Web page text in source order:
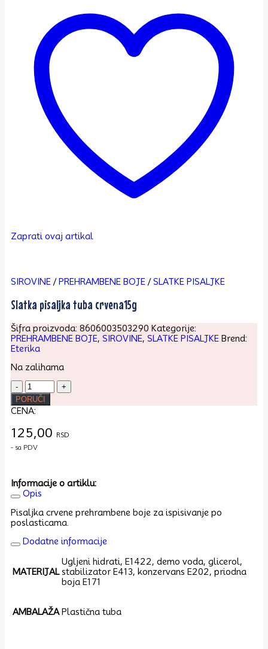
Zaprati ovaj artikal
SIROVINE / PREHRAMBENE BOJE / SLATKE PISALJKE
Slatka pisaljka tuba crvena15g
Šifra proizvoda: 8606003503290 Kategorije:
PREHRAMBENE BOJE, SIROVINE, SLATKE PISALJKE Brend:
Eterika
Na zalihama
Slatka
pisaljka
tuba
crvena15g
PORUČI
CENA:
125,00 RSD
- sa PDV
Informacije o artiklu:
Opis
Pisaljka crvene prehrambene boje za ispisivanje po
poslasticama.
Dodatne informacije
MATERIJAL
Ugljeni hidrati, E1422, demo voda, glicerol,
stabilizator E413, konzervans E202, priodna
boja E171
AMBALAŽA Plastična tuba